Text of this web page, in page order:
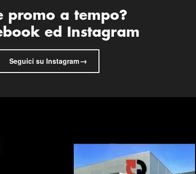
promo a tempo?
ed Instagram
Seguici su Instagram→